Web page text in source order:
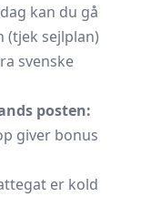
kan du gå
(tjek sejlplan)
svenske
posten:
giver bonus
er kold